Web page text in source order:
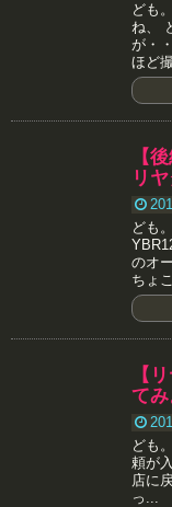
ども
ね、
が・
ほど
【
リ
ども
のオ
ちょ
【
てみ
ども
頼が
店に
っ...